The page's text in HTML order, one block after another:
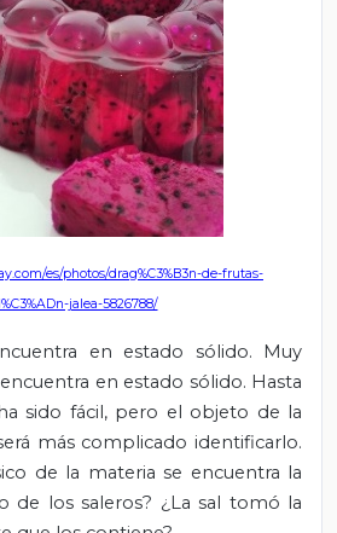
es/photos/drag%C3%B3n-de-frutas-
jalea-5826788/
en estado sólido. Muy
en estado sólido. Hasta
sido fácil, pero el objeto de la
más complicado identificarlo.
de la materia se encuentra la
de los saleros? ¿La sal tomó la